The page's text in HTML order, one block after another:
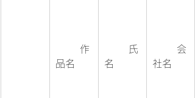
品名
名
社名